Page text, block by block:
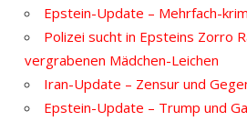
Epstein-Update – Mehrfach-
Polizei sucht in Epsteins Zorro
vergrabenen Mädchen-Leichen
Iran-Update – Zensur und
Epstein-Update – Trump und